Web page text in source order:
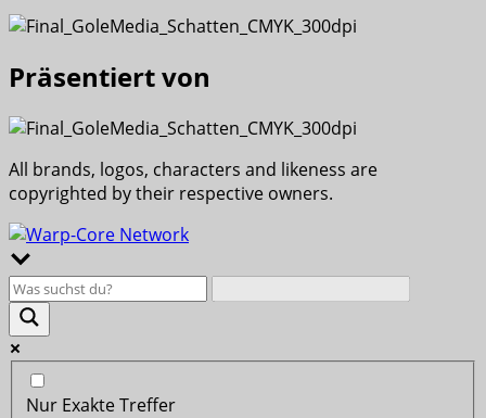
Präsentiert von
All brands, logos, characters and likeness are
copyrighted by their respective owners.
Nur Exakte Treffer